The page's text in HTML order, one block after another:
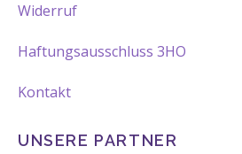
Widerruf
Haftungsausschluss 3HO
Kontakt
UNSERE PARTNER